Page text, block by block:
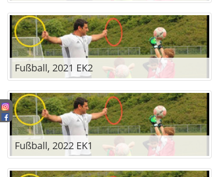
Fußball, 2021 EK2
Fußball, 2022 EK1